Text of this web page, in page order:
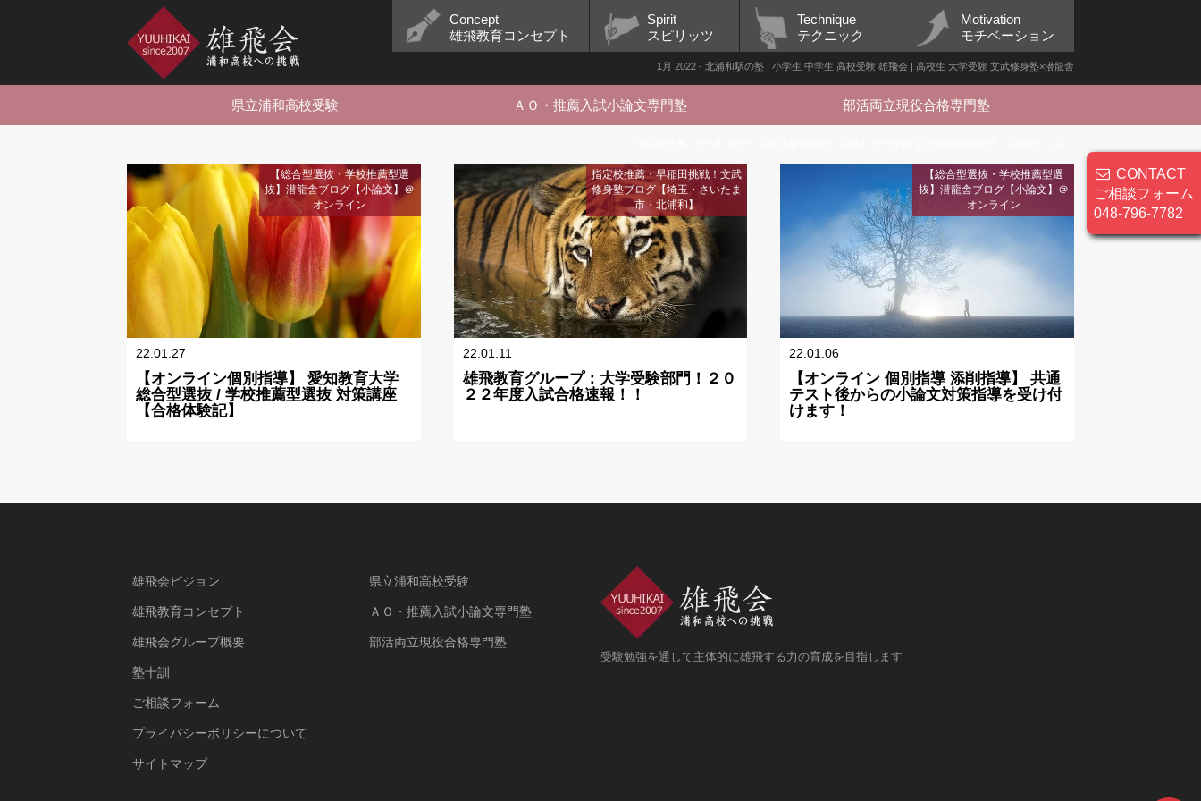
Concept
雄飛教育コンセプト
Spirit
スピリッツ
Technique
テクニック
Motivation
モチベーション
1月 2022 - 北浦和駅の塾 | 小学生 中学生 高校受験 雄飛会 | 高校生 大学受験 文武修身塾×潜龍舎
県立浦和高校受験 ＡＯ・推薦入試小論文専門塾 部活両立現役合格専門塾
CONTACT
ご相談フォーム
048-796-7782
【総合型選抜・学校推薦型選
抜】潜龍舎ブログ【小論文】＠
オンライン
22.01.27
【オンライン個別指導】 愛知教育大学
総合型選抜 / 学校推薦型選抜 対策講座
【合格体験記】
指定校推薦・早稲田挑戦！文武
修身塾ブログ【埼玉・さいたま
市・北浦和】
22.01.11
雄飛教育グループ：大学受験部門！２０
２２年度入試合格速報！！
【総合型選抜・学校推薦型選
抜】潜龍舎ブログ【小論文】＠
オンライン
22.01.06
【オンライン 個別指導 添削指導】 共通
テスト後からの小論文対策指導を受け付
けます！
雄飛会ビジョン
雄飛教育コンセプト
雄飛会グループ概要
塾十訓
ご相談フォーム
プライバシーポリシーについて
サイトマップ
県立浦和高校受験
ＡＯ・推薦入試小論文専門塾
部活両立現役合格専門塾
受験勉強を通して主体的に雄飛する力の育成を目指します